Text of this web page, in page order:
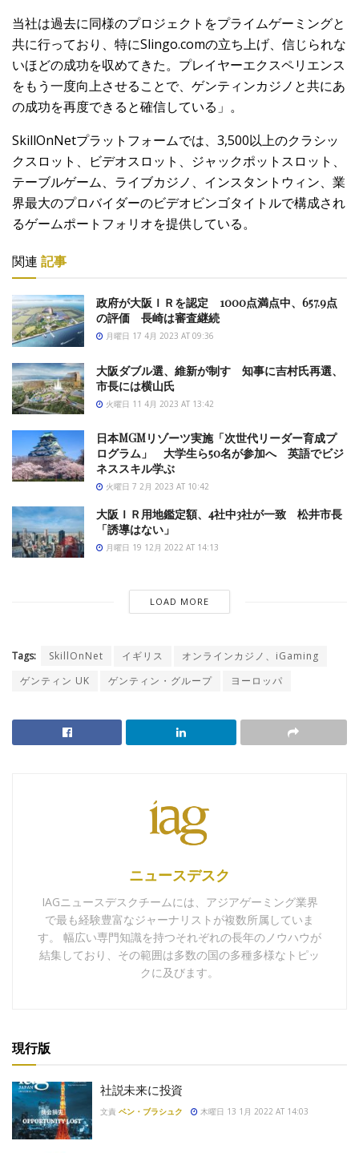
当社は過去に同様のプロジェクトをプライムゲーミングと
共に行っており、特にSlingo.comの立ち上げ、信じられな
いほどの成功を収めてきた。プレイヤーエクスペリエンス
をもう一度向上させることで、ゲンティンカジノと共にあ
の成功を再度できると確信している」。
SkillOnNetプラットフォームでは、3,500以上のクラシッ
クスロット、ビデオスロット、ジャックポットスロット、
テーブルゲーム、ライブカジノ、インスタントウィン、業
界最大のプロバイダーのビデオビンゴタイトルで構成され
るゲームポートフォリオを提供している。
関連 記事
政府が大阪ＩＲを認定 1000点満点中、657.9点
の評価 長崎は審査継続
月曜日 17 4月 2023 AT 09:36
大阪ダブル選、維新が制す 知事に吉村氏再選、
市長には横山氏
火曜日 11 4月 2023 AT 13:42
日本MGMリゾーツ実施「次世代リーダー育成プ
ログラム」 大学生ら50名が参加へ 英語でビジ
ネススキル学ぶ
火曜日 7 2月 2023 AT 10:42
大阪ＩＲ用地鑑定額、4社中3社が一致 松井市長
「誘導はない」
月曜日 19 12月 2022 AT 14:13
LOAD MORE
Tags: SkillOnNet イギリス
オンラインカジノ、iGaming
ゲンティン UK
ゲンティン・グループ ヨーロッパ
ニュースデスク
IAGニュースデスクチームには、アジアゲーミング業界
で最も経験豊富なジャーナリストが複数所属していま
す。 幅広い専門知識を持つそれぞれの長年のノウハウが
結集しており、その範囲は多数の国の多種多様なトピッ
クに及びます。
現行版
社説未来に投資
文責 ベン・ブラシュク 木曜日 13 1月 2022 AT 14:03